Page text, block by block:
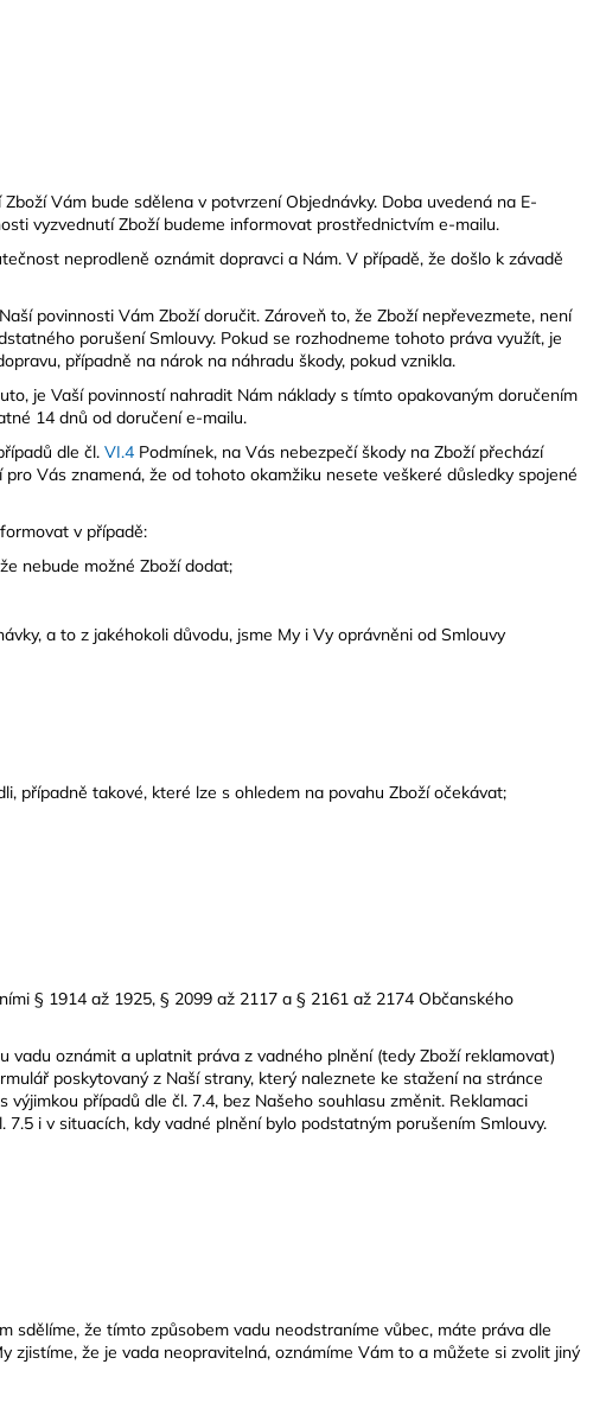
Vám bude sdělena v potvrzení Objednávky. Doba uvedená na E-
vyzvednutí Zboží budeme informovat prostřednictvím e-mailu.
neprodleně oznámit dopravci a Nám. V případě, že došlo k závadě
povinnosti Vám Zboží doručit. Zároveň to, že Zboží nepřevezmete, není
porušení Smlouvy. Pokud se rozhodneme tohoto práva využít, je
případně na nárok na náhradu škody, pokud vznikla.
je Vaší povinností nahradit Nám náklady s tímto opakovaným doručením
14 dnů od doručení e-mailu.
dle čl. VI.4 Podmínek, na Vás nebezpečí škody na Zboží přechází
Vás znamená, že od tohoto okamžiku nesete veškeré důsledky spojené
v případě:
nebude možné Zboží dodat;
a to z jakéhokoli důvodu, jsme My i Vy oprávněni od Smlouvy
případně takové, které lze s ohledem na povahu Zboží očekávat;
§ 1914 až 1925, § 2099 až 2117 a § 2161 až 2174 Občanského
vadu oznámit a uplatnit práva z vadného plnění (tedy Zboží reklamovat)
poskytovaný z Naší strany, který naleznete ke stažení na stránce
případů dle čl. 7.4, bez Našeho souhlasu změnit. Reklamaci
i v situacích, kdy vadné plnění bylo podstatným porušením Smlouvy.
sdělíme, že tímto způsobem vadu neodstraníme vůbec, máte práva dle
zjistíme, že je vada neopravitelná, oznámíme Vám to a můžete si zvolit jiný